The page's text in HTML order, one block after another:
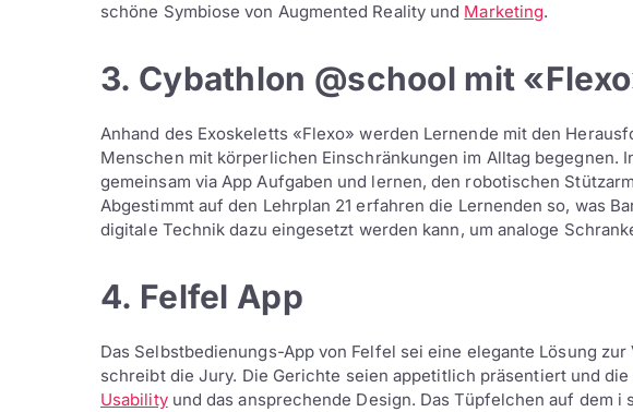
schöne Symbiose von Augmented Reality und Marketing.
3. Cybathlon @school mit
Anhand des Exoskeletts «Flexo» werden Lernende mit den
Menschen mit körperlichen Einschränkungen im Alltag begegnen.
gemeinsam via App Aufgaben und lernen, den robotischen
Abgestimmt auf den Lehrplan 21 erfahren die Lernenden so, was
digitale Technik dazu eingesetzt werden kann, um analoge
4. Felfel App
Das Selbstbedienungs-App von Felfel sei eine elegante Lösung
schreibt die Jury. Die Gerichte seien appetitlich präsentiert und
Usabilityund das ansprechende Design. Das Tüpfelchen auf dem i